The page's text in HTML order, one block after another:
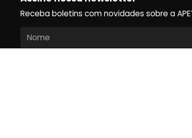
Receba boletins com novidades sobre a